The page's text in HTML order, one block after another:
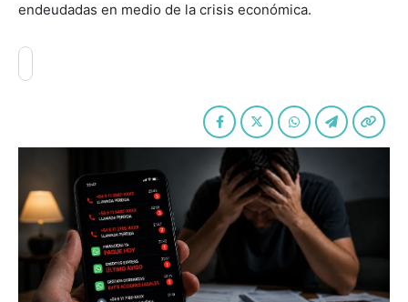
endeudadas en medio de la crisis económica.